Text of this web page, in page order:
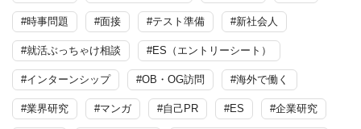
#時事問題 #面接 #テスト準備 #新社会人
#就活ぶっちゃけ相談 #ES（エントリーシート）
#インターンシップ #OB・OG訪問 #海外で働く
#業界研究 #マンガ #自己PR #ES #企業研究